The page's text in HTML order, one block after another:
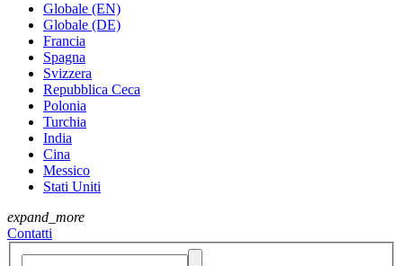
Globale (EN)
Globale (DE)
Francia
Spagna
Svizzera
Repubblica Ceca
Polonia
Turchia
India
Cina
Messico
Stati Uniti
expand_more
Contatti